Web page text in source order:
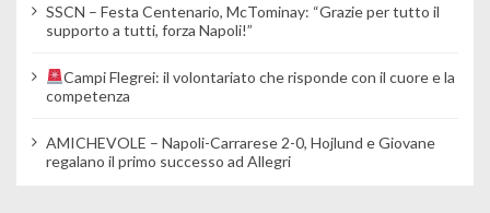
SSCN – Festa Centenario, McTominay: “Grazie per tutto il
supporto a tutti, forza Napoli!”
Campi Flegrei: il volontariato che risponde con il cuore e la
competenza
AMICHEVOLE – Napoli-Carrarese 2-0, Hojlund e Giovane
regalano il primo successo ad Allegri